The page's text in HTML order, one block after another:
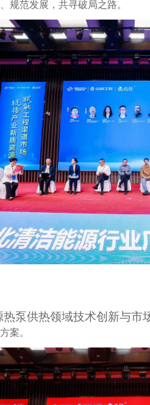
规范发展，共寻破局之路。
热泵供热领域技术创新与市
案。